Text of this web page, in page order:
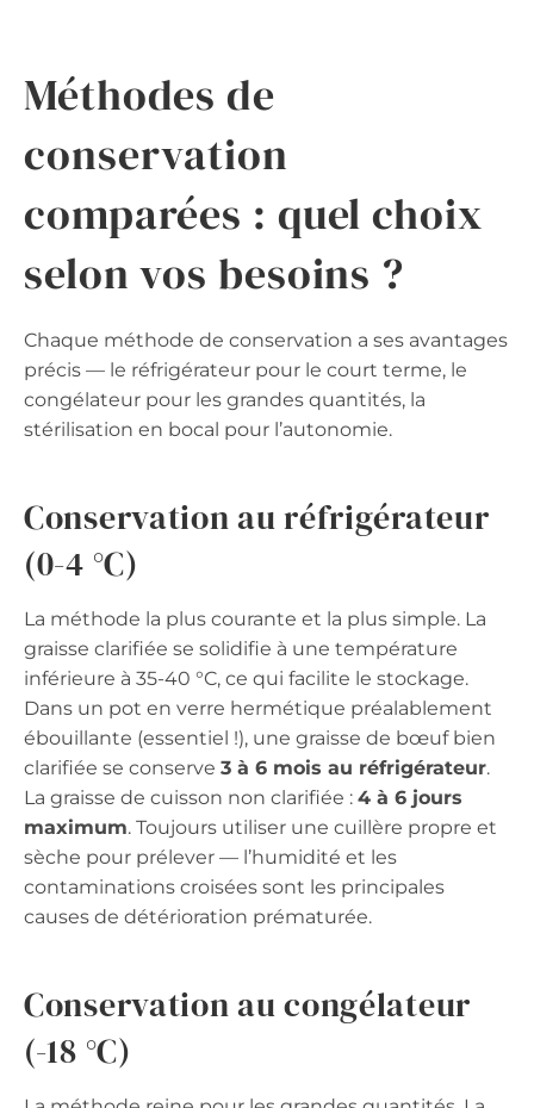
Méthodes de
conservation
comparées : quel choix
selon vos besoins ?
Chaque méthode de conservation a ses avantages
précis — le réfrigérateur pour le court terme, le
congélateur pour les grandes quantités, la
stérilisation en bocal pour l’autonomie.
Conservation au réfrigérateur
(0-4 °C)
La méthode la plus courante et la plus simple. La
graisse clarifiée se solidifie à une température
inférieure à 35-40 °C, ce qui facilite le stockage.
Dans un pot en verre hermétique préalablement
ébouillante (essentiel !), une graisse de bœuf bien
clarifiée se conserve 3 à 6 mois au réfrigérateur.
La graisse de cuisson non clarifiée : 4 à 6 jours
maximum. Toujours utiliser une cuillère propre et
sèche pour prélever — l’humidité et les
contaminations croisées sont les principales
causes de détérioration prématurée.
Conservation au congélateur
(-18 °C)